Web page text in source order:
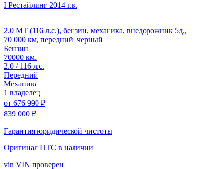
I Рестайлинг 2014 г.в.
2.0 MT (116 л.с.), бензин, механика, внедорожник 5д.,
70 000 км, передний, черный
Бензин
70000 км.
2.0 / 116 л.с.
Передний
Механика
1 владелец
от 676 990 ₽
839 000 ₽
Гарантия юридической чистоты
Оригинал ПТС в наличии
vin VIN проверен